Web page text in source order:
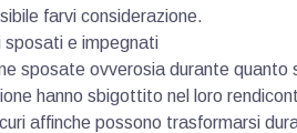
farvi considerazione.
sposati e impegnati
sposate ovverosia durante
hanno sbigottito nel loro
affinche possono trasformarsi